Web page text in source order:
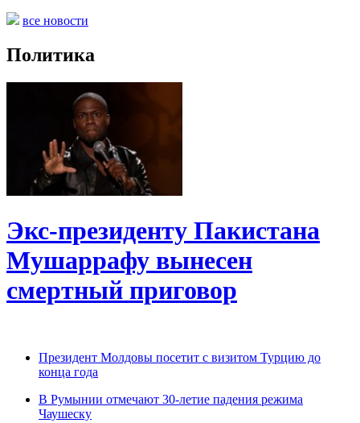
все новости
Политика
Экс-президенту Пакистана
Мушаррафу вынесен
смертный приговор
Президент Молдовы посетит с визитом Турцию до
конца года
В Румынии отмечают 30-летие падения режима
Чаушеску